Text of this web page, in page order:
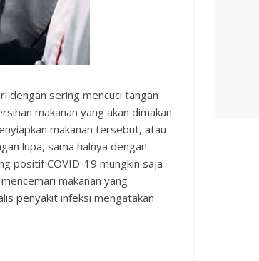
dengan sering mencuci tangan
makanan yang akan dimakan.
makanan tersebut, atau
lupa, sama halnya dengan
positif COVID-19 mungkin saja
makanan yang
penyakit infeksi mengatakan